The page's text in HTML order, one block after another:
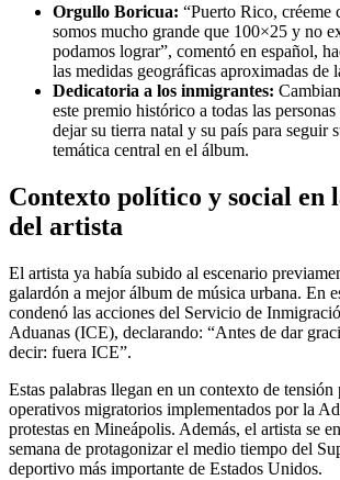
Orgullo Boricua: “Puerto Rico, créeme
somos mucho grande que 100×25 y no
podamos lograr”, comentó en español,
las medidas geográficas aproximadas de
Dedicatoria a los inmigrantes:
este premio histórico a todas las
dejar su tierra natal y su país para seguir
temática central en el álbum.
Contexto político y social en
del artista
El artista ya había subido al escenario
galardón a mejor álbum de música urbana. En
condenó las acciones del Servicio de
Aduanas (ICE), declarando: “Antes de dar
decir: fuera ICE”.
Estas palabras llegan en un contexto de
operativos migratorios implementados por la
protestas en Mineápolis. Además, el artista se
semana de protagonizar el medio tiempo del
deportivo más importante de Estados Unidos.